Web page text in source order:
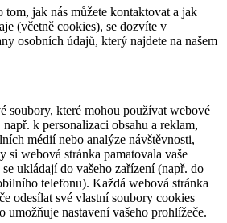
jak nás můžete kontaktovat a jak
(včetně cookies), se dozvíte v
osobních údajů, který najdete na našem
soubory, které mohou používat webové
k personalizaci obsahu a reklam,
médií nebo analýze návštěvnosti,
si webová stránka pamatovala vaše
ukládají do vašeho zařízení (např. do
telefonu). Každá webová stránka
odesílat své vlastní soubory cookies
umožňuje nastavení vašeho prohlížeče.